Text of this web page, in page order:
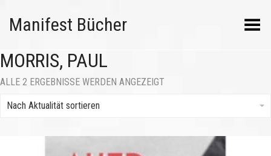
Manifest Bücher Menü umschalten
MORRIS, PAUL
ALLE 2 ERGEBNISSE WERDEN ANGEZEIGT
Nach Aktualität sortieren